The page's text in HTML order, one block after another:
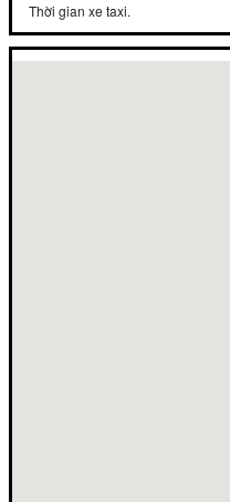
Thời gian xe taxi.